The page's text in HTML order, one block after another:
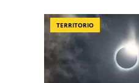
TERRITORIO